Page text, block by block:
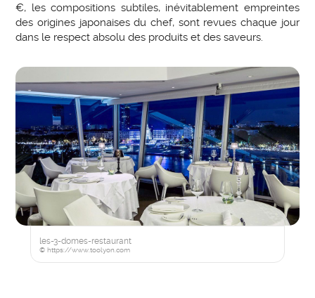
€, les compositions subtiles, inévitablement empreintes
des origines japonaises du chef, sont revues chaque jour
dans le respect absolu des produits et des saveurs.
les-3-domes-restaurant
© https://www.toolyon.com